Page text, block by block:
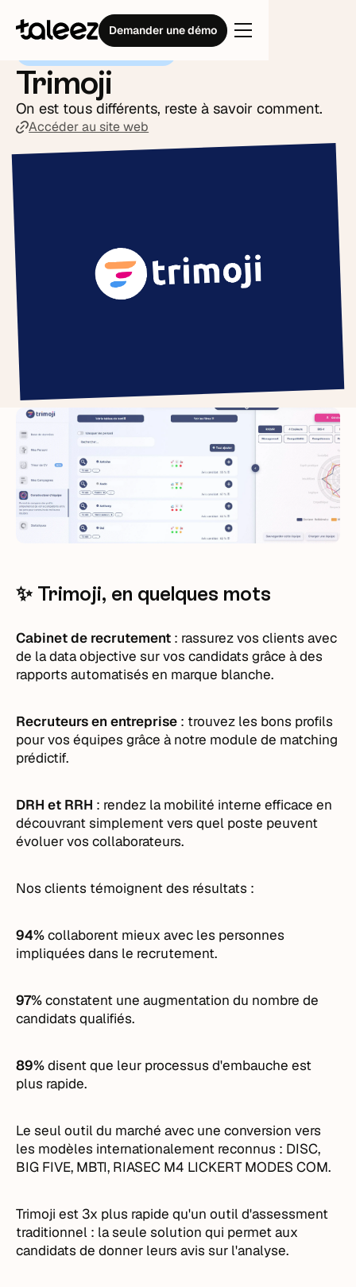
Demander une démo
Intégrations Trimoji
Analyse comportementale
Trimoji
On est tous différents, reste à savoir comment.
Accéder au site web
✨ Trimoji, en quelques mots
Cabinet de recrutement : rassurez vos clients avec
de la data objective sur vos candidats grâce à des
rapports automatisés en marque blanche.
Recruteurs en entreprise : trouvez les bons profils
pour vos équipes grâce à notre module de matching
prédictif.
DRH et RRH : rendez la mobilité interne efficace en
découvrant simplement vers quel poste peuvent
évoluer vos collaborateurs.
Nos clients témoignent des résultats :
94%collaborent mieux avec les personnes
impliquées dans le recrutement.
97%constatent une augmentation du nombre de
candidats qualifiés.
89%disent que leur processus d'embauche est
plus rapide.
Le seul outil du marché avec une conversion vers
les modèles internationalement reconnus : DISC,
BIG FIVE, MBTI, RIASEC M4 LICKERT MODES COM.
Trimoji est 3x plus rapide qu'un outil d'assessment
traditionnel : la seule solution qui permet aux
candidats de donner leurs avis sur l'analyse.